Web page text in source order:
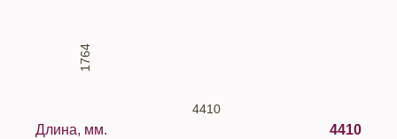
4410
1764
Длина, мм.
4410